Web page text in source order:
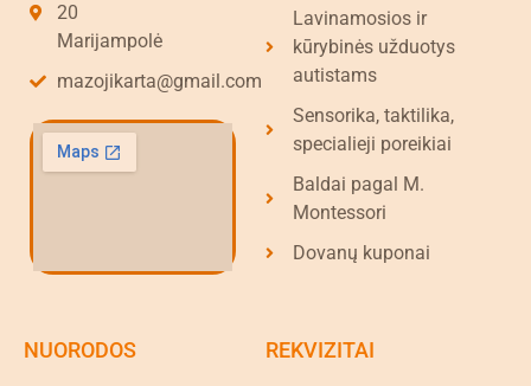
20
Marijampolė
mazojikarta@gmail.com
Lavinamosios ir
kūrybinės užduotys
autistams
Sensorika, taktilika,
specialieji poreikiai
Baldai pagal M.
Montessori
Dovanų kuponai
NUORODOS REKVIZITAI